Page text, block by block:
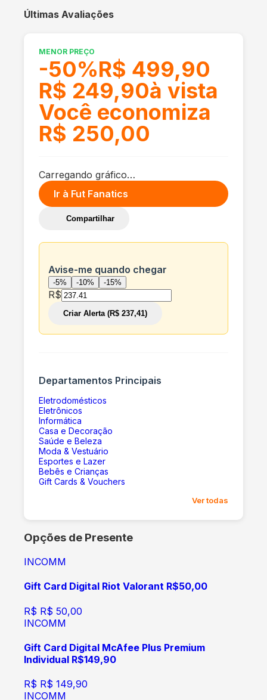
Últimas Avaliações
MENOR PREÇO
-50%R$ 499,90
R$ 249,90à vista
Você economiza
R$ 250,00
Carregando gráfico…
Ir à Fut Fanatics
Compartilhar
Avise-me quando chegar
-5% -10% -15%
R$
Criar Alerta (R$ 237,41)
Departamentos Principais
Eletrodomésticos
Eletrônicos
Informática
Casa e Decoração
Saúde e Beleza
Moda & Vestuário
Esportes e Lazer
Bebês e Crianças
Gift Cards & Vouchers
Ver todas
Opções de Presente
INCOMM
Gift Card Digital Riot Valorant R$50,00
R$ R$ 50,00
INCOMM
Gift Card Digital McAfee Plus Premium
Individual R$149,90
R$ R$ 149,90
INCOMM